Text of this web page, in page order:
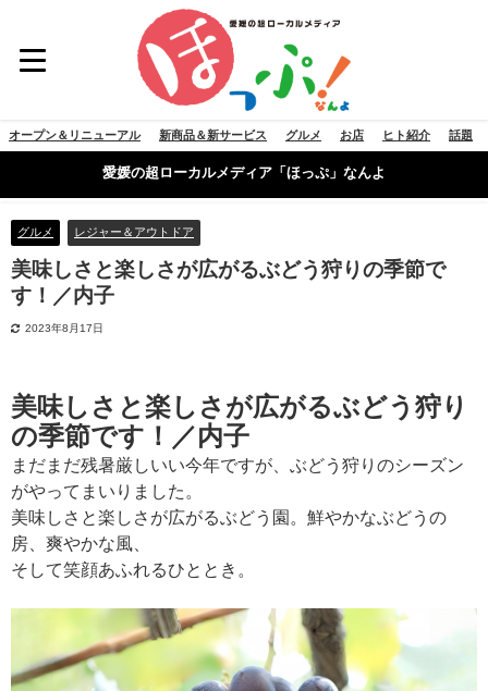
オープン＆リニューアル 新商品＆新サービス グルメ お店 ヒト紹介 話題
愛媛の超ローカルメディア「ほっぷ」なんよ
グルメ レジャー＆アウトドア
美味しさと楽しさが広がるぶどう狩りの季節で
す！／内子
2023年8月17日
美味しさと楽しさが広がるぶどう狩り
の季節です！／内子
まだまだ残暑厳しいい今年ですが、ぶどう狩りのシーズン
がやってまいりました。
美味しさと楽しさが広がるぶどう園。鮮やかなぶどうの
房、爽やかな風、
そして笑顔あふれるひととき。